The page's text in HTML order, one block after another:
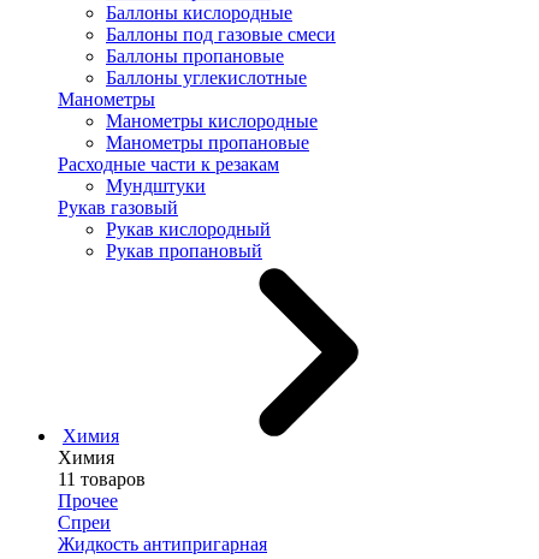
Баллоны кислородные
Баллоны под газовые смеси
Баллоны пропановые
Баллоны углекислотные
Манометры
Манометры кислородные
Манометры пропановые
Расходные части к резакам
Мундштуки
Рукав газовый
Рукав кислородный
Рукав пропановый
Химия
Химия
11 товаров
Прочее
Спреи
Жидкость антипригарная